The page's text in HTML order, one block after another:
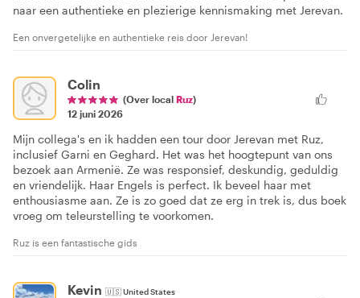
naar een authentieke en plezierige kennismaking met Jerevan.
Een onvergetelijke en authentieke reis door Jerevan!
Colin
(Over local Ruz)
12 juni 2026
Mijn collega's en ik hadden een tour door Jerevan met Ruz,
inclusief Garni en Geghard. Het was het hoogtepunt van ons
bezoek aan Armenië. Ze was responsief, deskundig, geduldig
en vriendelijk. Haar Engels is perfect. Ik beveel haar met
enthousiasme aan. Ze is zo goed dat ze erg in trek is, dus boek
vroeg om teleurstelling te voorkomen.
Ruz is een fantastische gids
Kevin 🇺🇸United States